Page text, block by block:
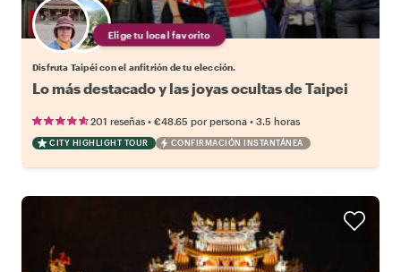
Elige tu local favorito
Disfruta Taipéi con el anfitrión de tu elección.
Lo más destacado y las joyas ocultas de Taipei
201 reseñas • €48.65 por persona • 3.5 horas
CITY HIGHLIGHT TOUR CONFIRMACIÓN INSTANTÁNEA